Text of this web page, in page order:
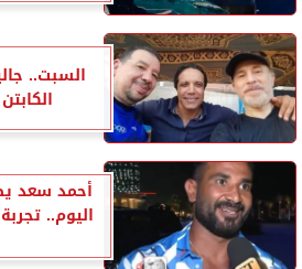
السبت..
أحمد سعد
اليوم..